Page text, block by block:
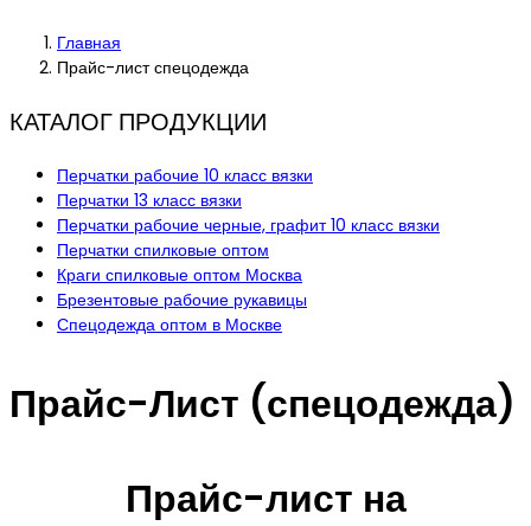
Главная
Прайс-лист спецодежда
КАТАЛОГ ПРОДУКЦИИ
Перчатки рабочие 10 класс вязки
Перчатки 13 класс вязки
Перчатки рабочие черные, графит 10 класс вязки
Перчатки спилковые оптом
Краги спилковые оптом Москва
Брезентовые рабочие рукавицы
Спецодежда оптом в Москве
Прайс-Лист (спецодежда)
Прайс-лист на